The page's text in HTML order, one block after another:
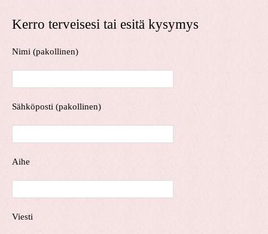
Kerro terveisesi tai esitä kysymys
Nimi (pakollinen)
Sähköposti (pakollinen)
Aihe
Viesti